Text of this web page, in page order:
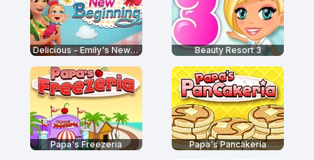
Delicious - Emily's New Beginning Beauty Resort 3
Papa's Freezeria Papa's Pancakeria